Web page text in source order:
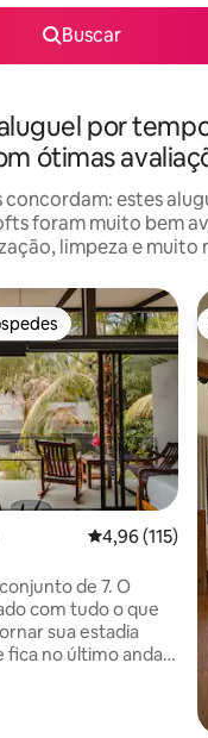
Buscar
por
ótimas
concordam: estes
foram muito bem
limpeza e muito
dos hóspedes
4,96 de uma
4,96 (115)
de 7. O
com tudo o que
sua estadia
fica no último andar,